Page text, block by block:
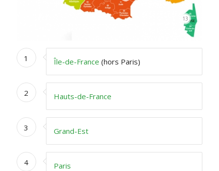
13
1 Île-de-France (hors Paris)
2 Hauts-de-France
3 Grand-Est
4 Paris